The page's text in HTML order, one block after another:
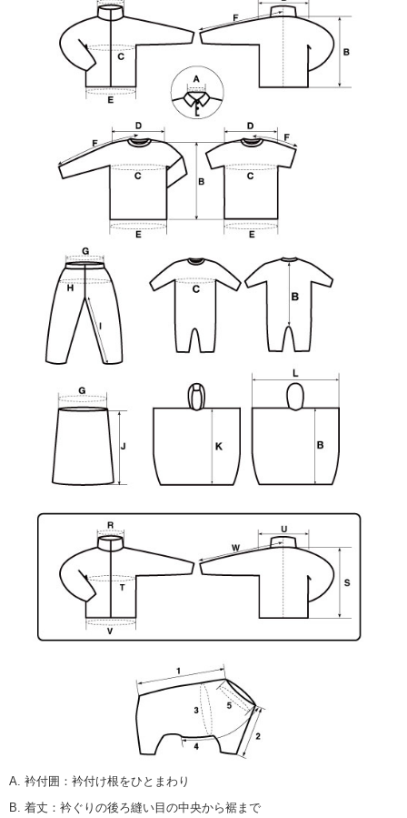
A. 衿付囲 ： 衿付け根をひとまわり
B. 着丈 ： 衿ぐりの後ろ縫い目の中央から裾まで